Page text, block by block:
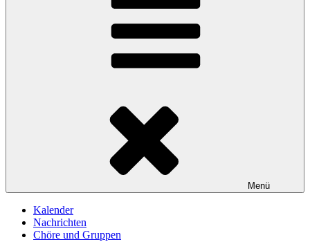
Menü
Kalender
Nachrichten
Chöre und Gruppen